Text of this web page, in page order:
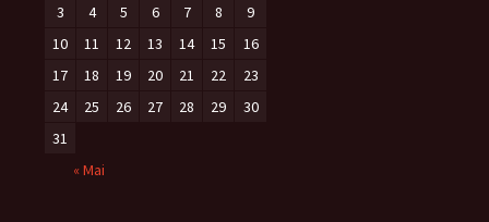
3
4 5 6 7 8
9
10
11 12 13 14 15
16
17
18 19 20 21 22
23
24
25 26 27 28 29
30
31
« Mai